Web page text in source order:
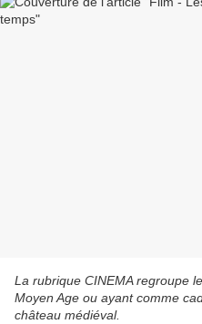
La rubrique CINEMA regroupe
Moyen Age ou ayant comme
château médiéval.